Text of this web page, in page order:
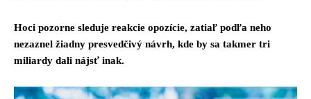
Hoci pozorne sleduje reakcie opozície, zatiaľ podľa neho
nezaznel žiadny presvedčivý návrh, kde by sa takmer tri
miliardy dali nájsť inak.